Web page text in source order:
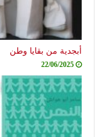
أبجدية من بقايا وطن
22/06/2025